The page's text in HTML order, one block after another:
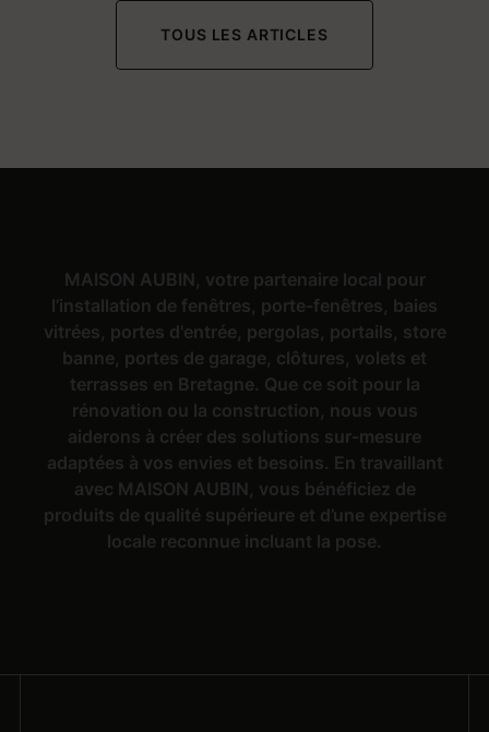
TOUS LES ARTICLES
MAISON AUBIN, votre partenaire local pour
l’installation de fenêtres, porte-fenêtres, baies
vitrées, portes d'entrée, pergolas, portails, store
banne, portes de garage, clôtures, volets et
terrasses en Bretagne. Que ce soit pour la
rénovation ou la construction, nous vous
aiderons à créer des solutions sur-mesure
adaptées à vos envies et besoins. En travaillant
avec MAISON AUBIN, vous bénéficiez de
produits de qualité supérieure et d’une expertise
locale reconnue incluant la pose.